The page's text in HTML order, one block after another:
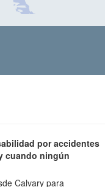
por accidentes
cuando ningún
Calvary para